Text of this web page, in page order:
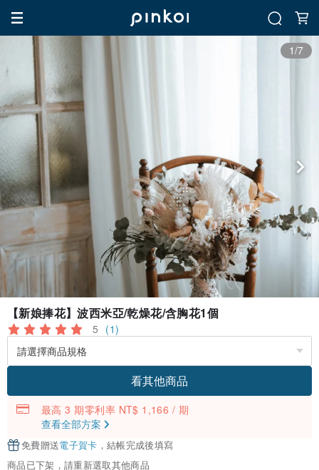
1/7
【新娘捧花】波西米亞/乾燥花/含胸花1個
5 (1)
看其他商品
最高 3 期零利率 NT$ 1,166 / 期
查看全部方案
免費贈送電子賀卡 ，結帳完成後填寫
商品已下架，請重新選取其他商品